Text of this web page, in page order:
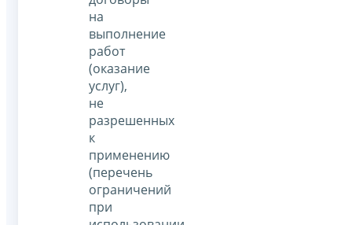
на
выполнение
работ
(оказание
услуг),
не
разрешенных
к
применению
(перечень
ограничений
при